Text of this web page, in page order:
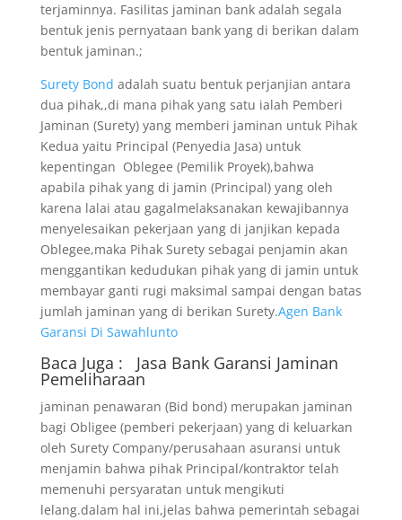
terjaminnya. Fasilitas jaminan bank adalah segala
bentuk jenis pernyataan bank yang di berikan dalam
bentuk jaminan.;
Surety Bond adalah suatu bentuk perjanjian antara
dua pihak,,di mana pihak yang satu ialah Pemberi
Jaminan (Surety) yang memberi jaminan untuk Pihak
Kedua yaitu Principal (Penyedia Jasa) untuk
kepentingan Oblegee (Pemilik Proyek),bahwa
apabila pihak yang di jamin (Principal) yang oleh
karena lalai atau gagalmelaksanakan kewajibannya
menyelesaikan pekerjaan yang di janjikan kepada
Oblegee,maka Pihak Surety sebagai penjamin akan
menggantikan kedudukan pihak yang di jamin untuk
membayar ganti rugi maksimal sampai dengan batas
jumlah jaminan yang di berikan Surety.Agen Bank
Garansi Di Sawahlunto
Baca Juga : Jasa Bank Garansi Jaminan
Pemeliharaan
jaminan penawaran (Bid bond) merupakan jaminan
bagi Obligee (pemberi pekerjaan) yang di keluarkan
oleh Surety Company/perusahaan asuransi untuk
menjamin bahwa pihak Principal/kontraktor telah
memenuhi persyaratan untuk mengikuti
lelang.dalam hal ini,jelas bahwa pemerintah sebagai